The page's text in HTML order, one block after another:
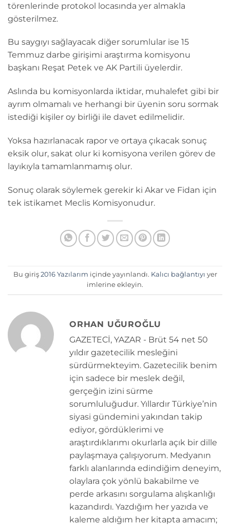
törenlerinde protokol locasında yer almakla
gösterilmez.
Bu saygıyı sağlayacak diğer sorumlular ise 15
Temmuz darbe girişimi araştırma komisyonu
başkanı Reşat Petek ve AK Partili üyelerdir.
Aslında bu komisyonlarda iktidar, muhalefet gibi bir
ayrım olmamalı ve herhangi bir üyenin soru sormak
istediği kişiler oy birliği ile davet edilmelidir.
Yoksa hazırlanacak rapor ve ortaya çıkacak sonuç
eksik olur, sakat olur ki komisyona verilen görev de
layıkıyla tamamlanmamış olur.
Sonuç olarak söylemek gerekir ki Akar ve Fidan için
tek istikamet Meclis Komisyonudur.
Bu giriş 2016 Yazılarım içinde yayınlandı. Kalıcı bağlantıyı yer
imlerine ekleyin.
ORHAN UĞUROĞLU
GAZETECİ, YAZAR - Brüt 54 net 50
yıldır gazetecilik mesleğini
sürdürmekteyim. Gazetecilik benim
için sadece bir meslek değil,
gerçeğin izini sürme
sorumluluğudur. Yıllardır Türkiye’nin
siyasi gündemini yakından takip
ediyor, gördüklerimi ve
araştırdıklarımı okurlarla açık bir dille
paylaşmaya çalışıyorum. Medyanın
farklı alanlarında edindiğim deneyim,
olaylara çok yönlü bakabilme ve
perde arkasını sorgulama alışkanlığı
kazandırdı. Yazdığım her yazıda ve
kaleme aldığım her kitapta amacım;